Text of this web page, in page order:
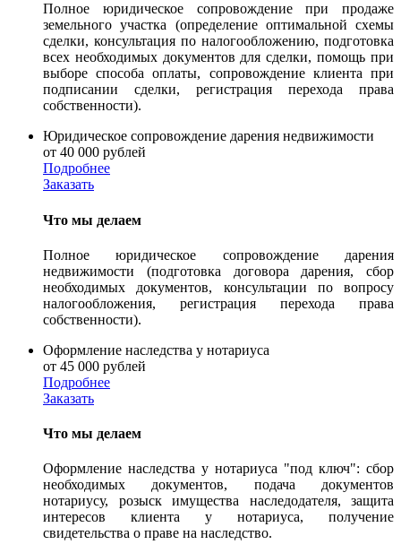
Полное юридическое сопровождение при продаже
земельного участка (определение оптимальной схемы
сделки, консультация по налогообложению, подготовка
всех необходимых документов для сделки, помощь при
выборе способа оплаты, сопровождение клиента при
подписании сделки, регистрация перехода права
собственности).
Юридическое сопровождение дарения недвижимости
от 40 000 рублей
Подробнее
Заказать
Что мы делаем
Полное юридическое сопровождение дарения
недвижимости (подготовка договора дарения, сбор
необходимых документов, консультации по вопросу
налогообложения, регистрация перехода права
собственности).
Оформление наследства у нотариуса
от 45 000 рублей
Подробнее
Заказать
Что мы делаем
Оформление наследства у нотариуса "под ключ": сбор
необходимых документов, подача документов
нотариусу, розыск имущества наследодателя, защита
интересов клиента у нотариуса, получение
свидетельства о праве на наследство.